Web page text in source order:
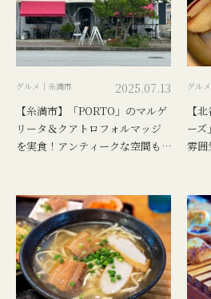
グルメ｜糸満市 2025.07.13
【糸満市】「PORTO」のマルゲ
リータ＆クアトロフォルマッジ
を実食！アンティークな空間も
グル
【
ー
雰囲